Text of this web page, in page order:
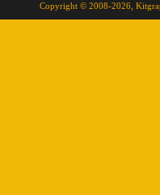
Copyright © 2008-2026,